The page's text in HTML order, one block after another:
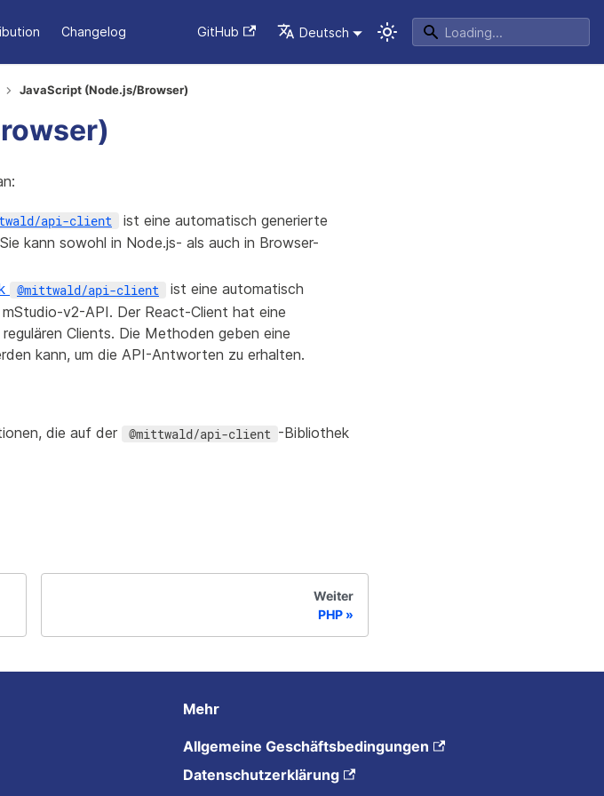
Changelog GitHub Deutsch
JavaScript (Node.js/Browser)
api-client
ist eine automatisch generierte
kann sowohl in Node.js- als auch in Browser-
@mittwald/api-client
ist eine automatisch
v2-API. Der React-Client hat eine
Clients. Die Methoden geben eine
kann, um die API-Antworten zu erhalten.
die auf der @mittwald/api-client -Bibliothek
Weiter
PHP
Mehr
Allgemeine Geschäftsbedingungen
Datenschutzerklärung